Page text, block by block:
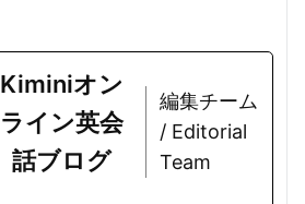
Kiminiオン
ライン英会
話ブログ
編集チーム
/ Editorial
Team